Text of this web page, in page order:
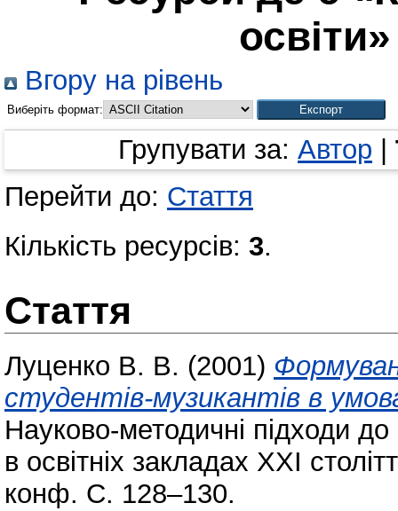
Вгору на рівень
Виберіть формат:
Групувати за: Автор
Перейти до: Стаття
Кількість ресурсів: 3.
Стаття
Луценко В. В. (2001)
студентів-музикантів в
Науково-методичні підходи
в освітніх закладах ХХІ
конф. С. 128–130.